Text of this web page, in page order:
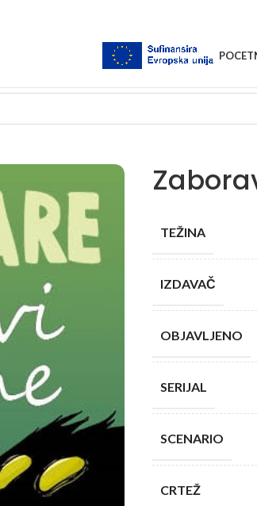
TEŽINA
IZDAVAČ
OBJAVLJENO
SERIJAL
SCENARIO
CRTEŽ